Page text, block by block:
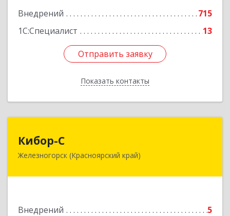
Внедрений
715
1С:Специалист
13
Отправить заявку
Показать контакты
Отправить заявку
Назад
Кибор-С
Железногорск (Красноярский край)
Внедрений
5
662973, Красноярский край, Железногорск г,